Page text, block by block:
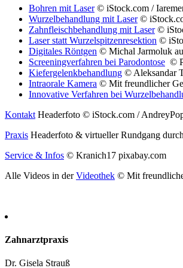
Bohren mit Laser© iStock.com /
Wurzelbehandlung mit Laser©
Zahnfleischbehandlung mit Laser©
Laser statt Wurzelspitzenresektion ©
Digitales Röntgen © Michal Jarmoluk
Screeningverfahren bei Parodontose ©
Kiefergelenkbehandlung © Aleksandar
Intraorale Kamera © Mit freundlicher
Innovative Verfahren bei
Kontakt Headerfoto © iStock.com /
Praxis Headerfoto & virtueller Rundgang
Service & Infos © Kranich17 pixabay.com
Alle Videos in derVideothek © Mit
Zahnarztpraxis
Dr. Gisela Strauß